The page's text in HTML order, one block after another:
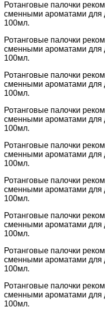
Ротанговые палочки
сменными ароматами для
100мл.
Ротанговые палочки
сменными ароматами для
100мл.
Ротанговые палочки
сменными ароматами для
100мл.
Ротанговые палочки
сменными ароматами для
100мл.
Ротанговые палочки
сменными ароматами для
100мл.
Ротанговые палочки
сменными ароматами для
100мл.
Ротанговые палочки
сменными ароматами для
100мл.
Ротанговые палочки
сменными ароматами для
100мл.
Ротанговые палочки
сменными ароматами для
100мл.